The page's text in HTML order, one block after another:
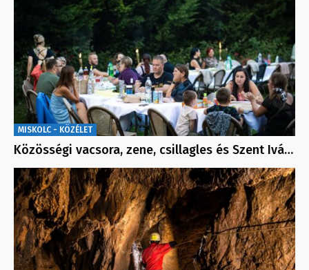
MISKOLC - KÖZÉLET
Közösségi vacsora, zene, csillagles és Szent Ivá…